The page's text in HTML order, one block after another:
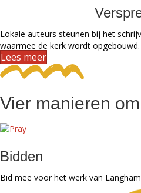
Lokale auteurs steunen bij het
waarmee de kerk wordt opgebouwd.
Lees meer
Vier manieren
Bidden
Bid mee voor het werk van